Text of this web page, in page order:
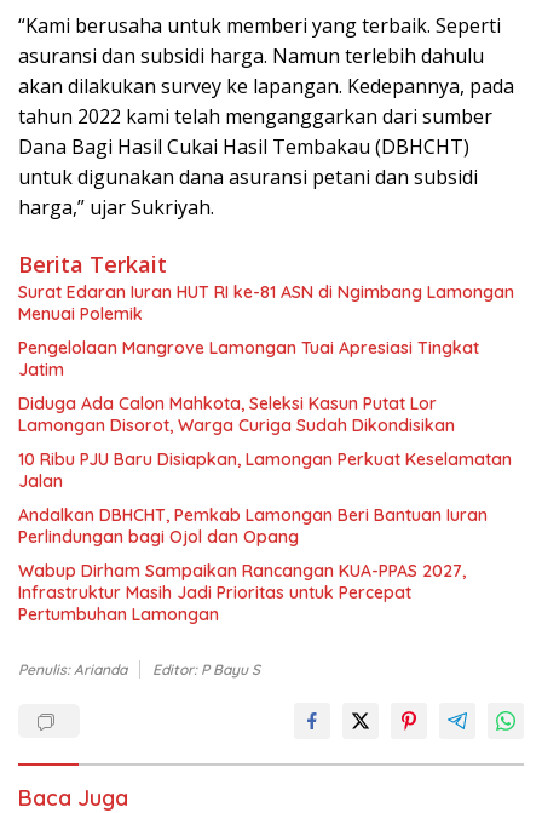
“Kami berusaha untuk memberi yang terbaik. Seperti
asuransi dan subsidi harga. Namun terlebih dahulu
akan dilakukan survey ke lapangan. Kedepannya, pada
tahun 2022 kami telah menganggarkan dari sumber
Dana Bagi Hasil Cukai Hasil Tembakau (DBHCHT)
untuk digunakan dana asuransi petani dan subsidi
harga,” ujar Sukriyah.
Berita Terkait
Surat Edaran Iuran HUT RI ke-81 ASN di Ngimbang Lamongan
Menuai Polemik
Pengelolaan Mangrove Lamongan Tuai Apresiasi Tingkat
Jatim
Diduga Ada Calon Mahkota, Seleksi Kasun Putat Lor
Lamongan Disorot, Warga Curiga Sudah Dikondisikan
10 Ribu PJU Baru Disiapkan, Lamongan Perkuat Keselamatan
Jalan
Andalkan DBHCHT, Pemkab Lamongan Beri Bantuan Iuran
Perlindungan bagi Ojol dan Opang
Wabup Dirham Sampaikan Rancangan KUA-PPAS 2027,
Infrastruktur Masih Jadi Prioritas untuk Percepat
Pertumbuhan Lamongan
Penulis: Arianda Editor: P Bayu S
Baca Juga